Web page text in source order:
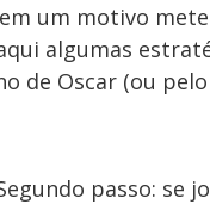
um motivo
algumas
de Oscar (ou
passo: se